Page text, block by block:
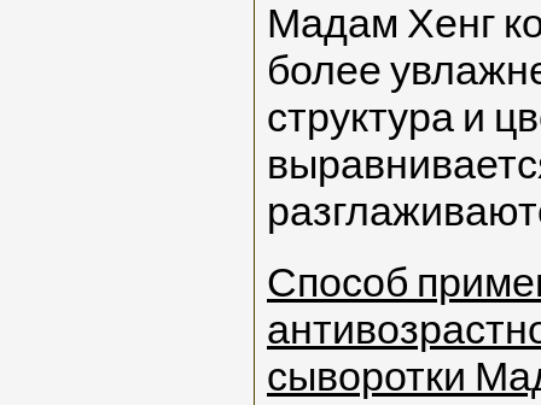
Мадам Хенг
более
структура и
Способ
сыворотки